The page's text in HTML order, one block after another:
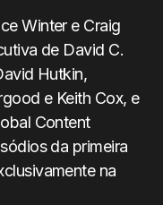
Winter e Craig
de David C.
Hutkin,
e Keith Cox, e
Content
da primeira
na